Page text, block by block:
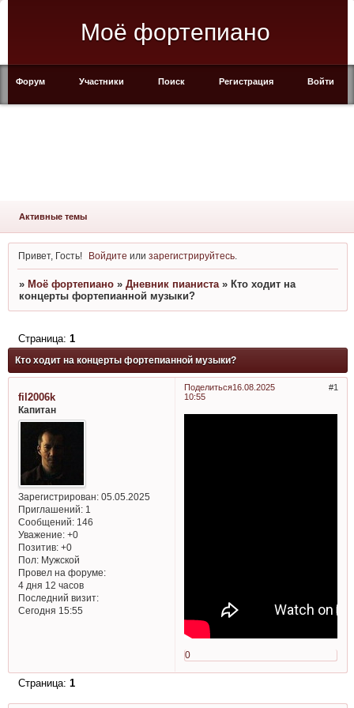
Моё фортепиано
Форум Участники Поиск Регистрация Войти
Активные темы
Привет, Гость! Войдите илизарегистрируйтесь
» Моё фортепиано » Дневник пианиста » Кто ходит на
концерты фортепианной музыки?
Кто ходит на концерты фортепианной музыки?
Страница: 1
Поделиться 1
16.08.2025
10:55
fil2006k
Капитан
Зарегистрирован: 05.05.2025
Приглашений:1
Сообщений:146
Уважение: +0
Позитив: +0
Пол:Мужской
Провел на форуме:
4 дня 12 часов
Последний визит:
Сегодня 15:55
0
Страница: 1